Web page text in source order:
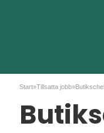
Start»Tillsatta jobb»